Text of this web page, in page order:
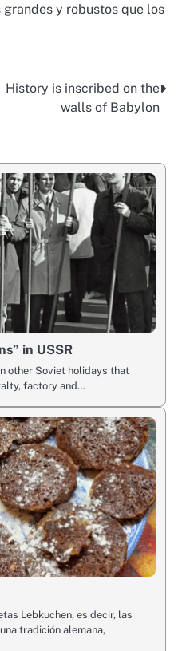
y robustos que los
History is inscribed on the
walls of Babylon
in USSR
other Soviet holidays that
factory and…
Lebkuchen, es decir, las
tradición alemana,